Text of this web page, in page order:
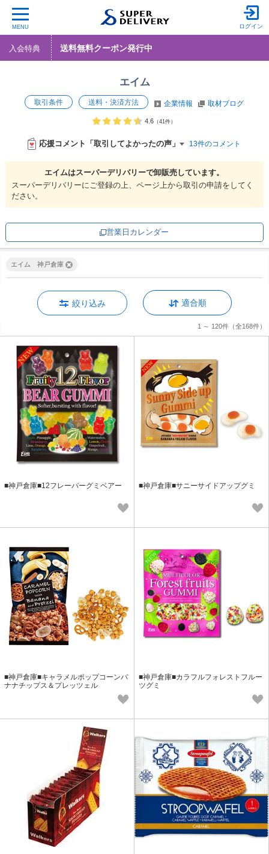
MENU ログイン
入会特典 送料無料クーポン発行中
エイム
取引条件 送料・決済方法 企業情報 取材ブログ
4.6 （41件）
応援コメント「取引してよかったの声」 13件のコメント
エイムはスーパーデリバリーで卸販売しています。
スーパーデリバリーにご登録の上、ページ上から取引の申請をしてく
ださい。
営業日カレンダー
エイム 神戸倉庫
絞り込み 適合順
1 ～ 120件 （全168件）
■神戸倉庫■12フレーバーグミベアー ■神戸倉庫■サニーサイドアップグミ
■神戸倉庫■キャラメルポップコーンバ
ナナチップス＆プレッツェル
■神戸倉庫■カラフルフォレストフルー
ツグミ